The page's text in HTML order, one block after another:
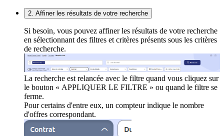
2. Affiner les résultats de votre recherche
Si besoin, vous pouvez affiner les résultats de votre recherche
en sélectionnant des filtres et critères présents sous les critères
de recherche.
La recherche est relancée avec le filtre quand vous cliquez sur
le bouton « APPLIQUER LE FILTRE » ou quand le filtre se
ferme.
Pour certains d'entre eux, un compteur indique le nombre
d'offres correspondant.